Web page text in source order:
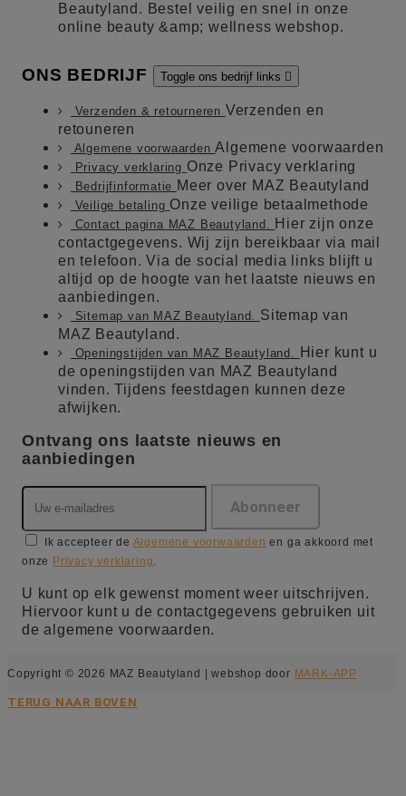
Beautyland. Bestel veilig en snel in onze
online beauty &amp; wellness webshop.
ONS BEDRIJF Toggle ons bedrijf links 
Verzenden & retourneren Verzenden en
retouneren
Algemene voorwaardenAlgemene voorwaarden
Privacy verklaring Onze Privacy verklaring
Bedrijfinformatie Meer over MAZ Beautyland
Veilige betaling Onze veilige betaalmethode
Contact pagina MAZ Beautyland. Hier zijn onze
contactgegevens. Wij zijn bereikbaar via mail
en telefoon. Via de social media links blijft u
altijd op de hoogte van het laatste nieuws en
aanbiedingen.
Sitemap van MAZ Beautyland. Sitemap van
MAZ Beautyland.
Openingstijden van MAZ Beautyland.
Hier kunt u
de openingstijden van MAZ Beautyland
vinden. Tijdens feestdagen kunnen deze
afwijken.
Ontvang ons laatste nieuws en
aanbiedingen
Ik accepteer de Algemene voorwaarden en ga akkoord met
onze Privacy verklaring.
U kunt op elk gewenst moment weer uitschrijven.
Hiervoor kunt u de contactgegevens gebruiken uit
de algemene voorwaarden.
Copyright © 2026 MAZ Beautyland | webshop door MARK-APP
TERUG NAAR BOVEN